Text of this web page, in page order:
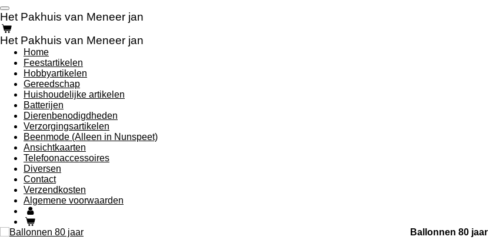
Ga
direct
naar
de
hoofdinhoud
Het Pakhuis van Meneer jan
Het Pakhuis van Meneer jan
Home
Feestartikelen
Hobbyartikelen
Gereedschap
Huishoudelijke artikelen
Batterijen
Dierenbenodigdheden
Verzorgingsartikelen
Beenmode (Alleen in Nunspeet)
Ansichtkaarten
Telefoonaccessoires
Diversen
Contact
Verzendkosten
Algemene voorwaarden
Ballonnen 80 jaar